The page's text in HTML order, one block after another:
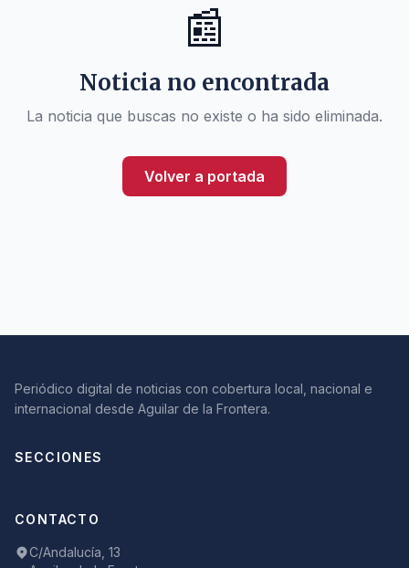
📰
Noticia no encontrada
La noticia que buscas no existe o ha sido eliminada.
Volver a portada
Periódico digital de noticias con cobertura local, nacional e
internacional desde Aguilar de la Frontera.
SECCIONES
CONTACTO
C/Andalucía, 13